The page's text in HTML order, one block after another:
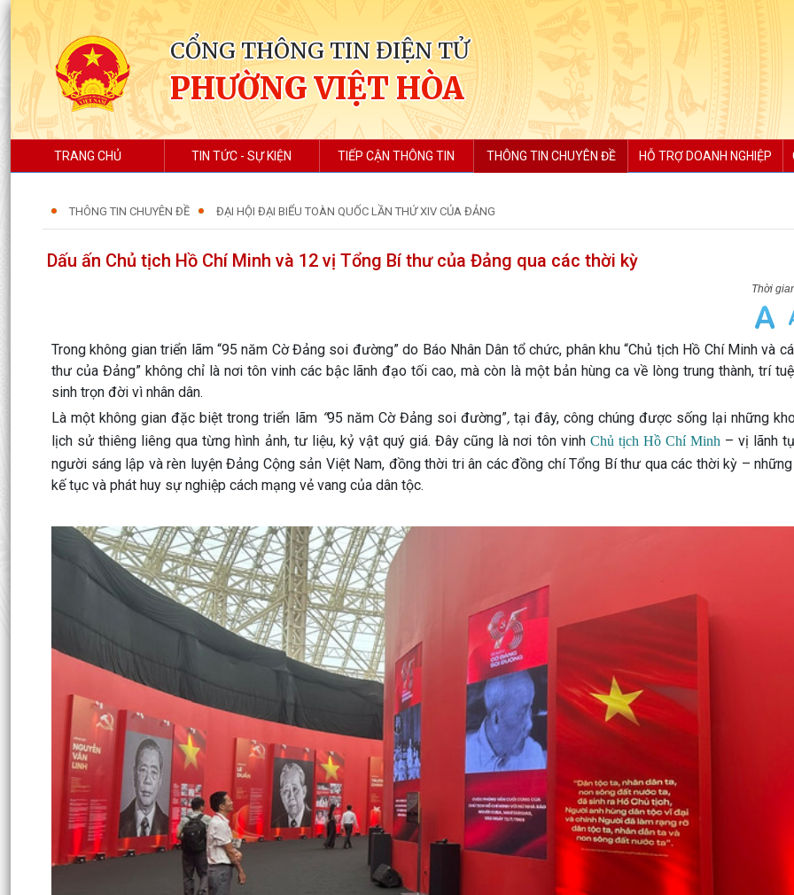
CỔNG THÔNG TIN ĐIỆN TỬ
PHƯỜNG VIỆT HÒA
TRANG CHỦ TIN TỨC - SỰ KIỆN TIẾP CẬN THÔNG TIN THÔNG TIN CHUYÊN ĐỀ HỖ TRỢ DOANH NGHIỆP
THÔNG TIN CHUYÊN ĐỀ ĐẠI HỘI ĐẠI BIỂU TOÀN QUỐC LẦN THỨ XIV CỦA ĐẢNG
Dấu ấn Chủ tịch Hồ Chí Minh và 12 vị Tổng Bí thư của Đảng qua các thời kỳ
Trong không gian triển lãm “95 năm Cờ Đảng soi đường” do Báo Nhân Dân tổ chức, phân khu “Chủ tịch Hồ Chí Minh và
thư của Đảng” không chỉ là nơi tôn vinh các bậc lãnh đạo tối cao, mà còn là một bản hùng ca về lòng trung thành, trí
sinh trọn đời vì nhân dân.
Là một không gian đặc biệt trong triển lãm “95 năm Cờ Đảng soi đường”, tại đây, công chúng được sống lại những
lịch sử thiêng liêng qua từng hình ảnh, tư liệu, kỷ vật quý giá. Đây cũng là nơi tôn vinh Chủ tịch Hồ Chí Minh – vị lãnh
người sáng lập và rèn luyện Đảng Cộng sản Việt Nam, đồng thời tri ân các đồng chí Tổng Bí thư qua các thời kỳ –
kế tục và phát huy sự nghiệp cách mạng vẻ vang của dân tộc.